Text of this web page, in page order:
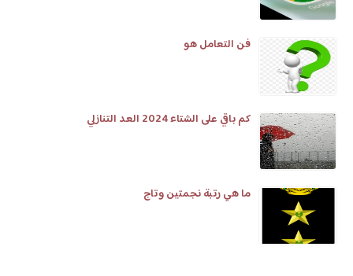
فن التعامل هو
كم باقي على الشتاء 2024 العد التنازلي
ما هي رتبة نجمتين وتاج